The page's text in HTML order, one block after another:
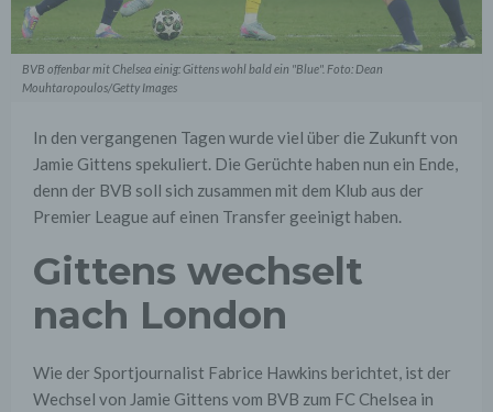
BVB offenbar mit Chelsea einig: Gittens wohl bald ein "Blue". Foto: Dean
Mouhtaropoulos/Getty Images
In den vergangenen Tagen wurde viel über die Zukunft von
Jamie Gittens spekuliert. Die Gerüchte haben nun ein Ende,
denn der BVB soll sich zusammen mit dem Klub aus der
Premier League auf einen Transfer geeinigt haben.
Gittens wechselt
nach London
Wie der Sportjournalist Fabrice Hawkins berichtet, ist der
Wechsel von Jamie Gittens vom BVB zum FC Chelsea in